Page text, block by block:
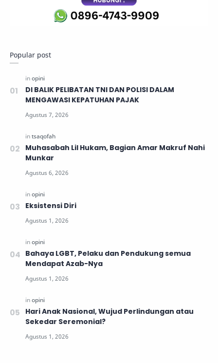
Popular post
DI BALIK PELIBATAN TNI DAN POLISI DALAM
MENGAWASI KEPATUHAN PAJAK
Muhasabah Lil Hukam, Bagian Amar Makruf Nahi
Munkar
Eksistensi Diri
Bahaya LGBT, Pelaku dan Pendukung semua
Mendapat Azab-Nya
Hari Anak Nasional, Wujud Perlindungan atau
Sekedar Seremonial?